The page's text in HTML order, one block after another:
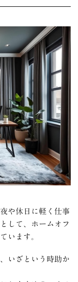
や休日に軽く仕事
して、ホームオフ
います。
いざという時助か